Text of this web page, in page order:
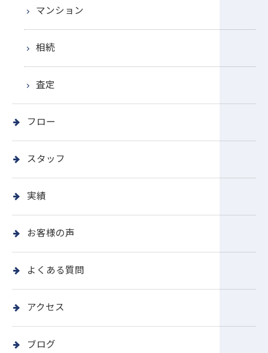
マンション
相続
査定
フロー
スタッフ
実績
お客様の声
よくある質問
アクセス
ブログ